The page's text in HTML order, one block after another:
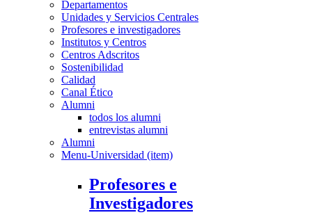
Departamentos
Unidades y Servicios Centrales
Profesores e investigadores
Institutos y Centros
Centros Adscritos
Sostenibilidad
Calidad
Canal Ético
Alumni
todos los alumni
entrevistas alumni
Alumni
Menu-Universidad (item)
Profesores e
Investigadores